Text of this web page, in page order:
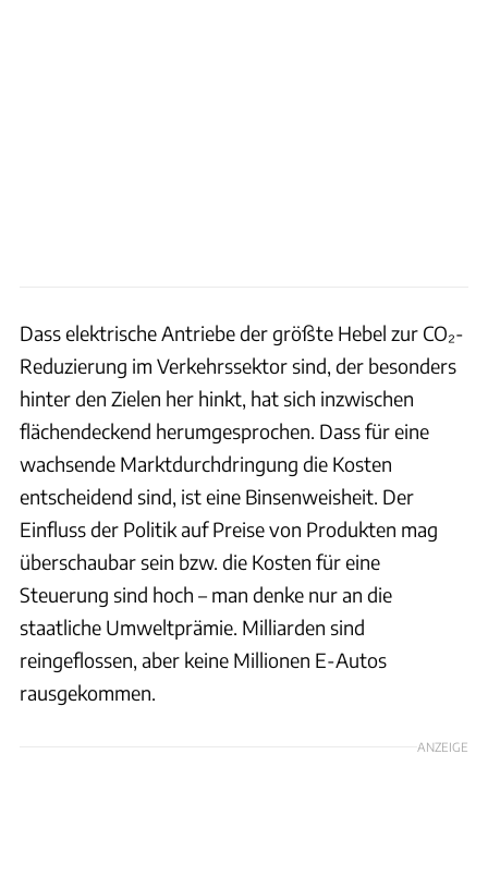
Dass elektrische Antriebe der größte Hebel zur CO₂-
Reduzierung im Verkehrssektor sind, der besonders
hinter den Zielen her hinkt, hat sich inzwischen
flächendeckend herumgesprochen. Dass für eine
wachsende Marktdurchdringung die Kosten
entscheidend sind, ist eine Binsenweisheit. Der
Einfluss der Politik auf Preise von Produkten mag
überschaubar sein bzw. die Kosten für eine
Steuerung sind hoch – man denke nur an die
staatliche Umweltprämie. Milliarden sind
reingeflossen, aber keine Millionen E-Autos
rausgekommen.
ANZEIGE